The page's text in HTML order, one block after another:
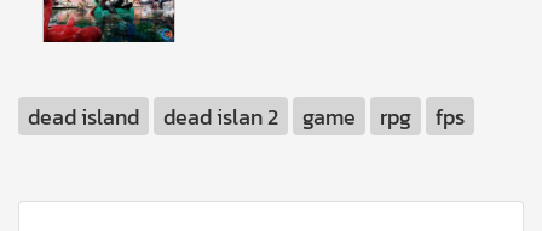
dead island dead islan 2 game rpg fps